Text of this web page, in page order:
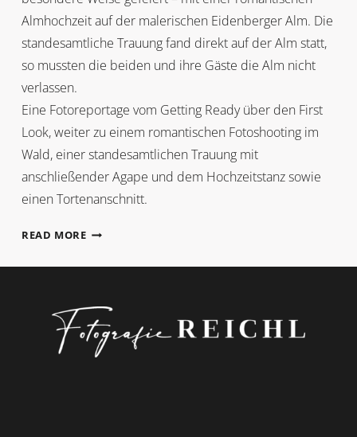
Almhochzeit auf der malerischen Eidenberger Alm. Die
standesamtliche Trauung fand direkt auf der Alm statt,
so mussten die beiden und ihre Gäste die Alm nicht
verlassen.
Eine Fotoreportage vom Getting Ready über den First
Look, weiter zu einem romantischen Fotoshooting im
Wald, einer standesamtlichen Trauung mit
anschließender Agape und dem Hochzeitstanz sowie
einen Tortenanschnitt.
READ MOREISABELLA
ROMAN